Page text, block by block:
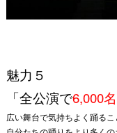
魅力５
「全公演で6,000名
広い舞台で気持ちよく踊る